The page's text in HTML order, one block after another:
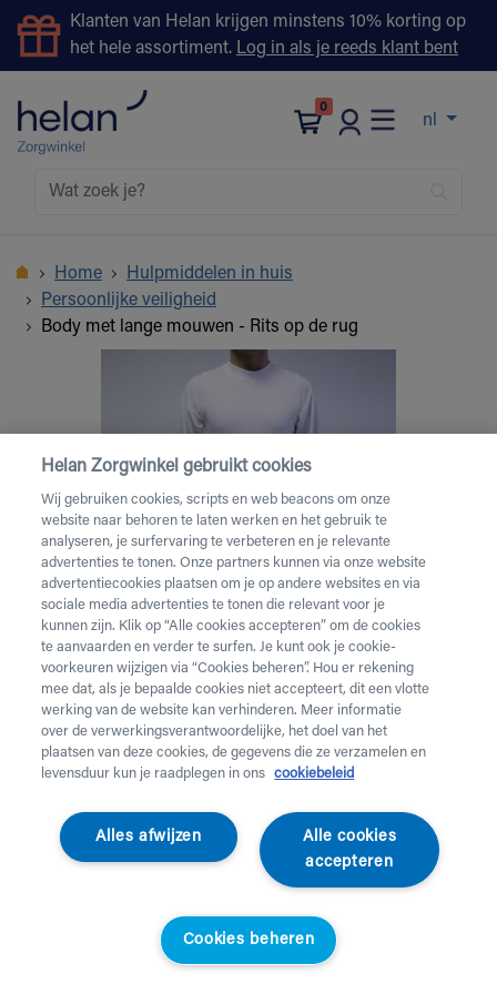
Klanten van Helan krijgen minstens 10% korting op
het hele assortiment. Log in als je reeds klant bent
0
nl
Home
Hulpmiddelen in huis
Persoonlijke veiligheid
Body met lange mouwen - Rits op de rug
Body met lange
mouwen - Rits op de
Helan Zorgwinkel gebruikt cookies
Wij gebruiken cookies, scripts en web beacons om onze
website naar behoren te laten werken en het gebruik te
analyseren, je surfervaring te verbeteren en je relevante
advertenties te tonen. Onze partners kunnen via onze website
advertentiecookies plaatsen om je op andere websites en via
sociale media advertenties te tonen die relevant voor je
kunnen zijn. Klik op “Alle cookies accepteren” om de cookies
te aanvaarden en verder te surfen. Je kunt ook je cookie-
voorkeuren wijzigen via “Cookies beheren”. Hou er rekening
mee dat, als je bepaalde cookies niet accepteert, dit een vlotte
werking van de website kan verhinderen. Meer informatie
over de verwerkingsverantwoordelijke, het doel van het
plaatsen van deze cookies, de gegevens die ze verzamelen en
levensduur kun je raadplegen in ons
cookiebeleid
Alle cookies
accepteren
Alles afwijzen
Cookies beheren